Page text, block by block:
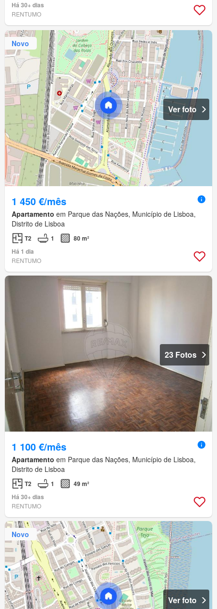
Há 30+ dias
RENTUMO
Novo
Ver foto
1 450 €/mês
Apartamento em Parque das Nações, Município de Lisboa,
Distrito de Lisboa
T2 1
80 m²
Há 1 dia
RENTUMO
23 Fotos
1 100 €/mês
Apartamento em Parque das Nações, Município de Lisboa,
Distrito de Lisboa
T2 1
49 m²
Há 30+ dias
RENTUMO
Novo
Ver foto